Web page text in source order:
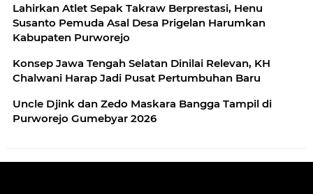
Lahirkan Atlet Sepak Takraw Berprestasi, Henu
Susanto Pemuda Asal Desa Prigelan Harumkan
Kabupaten Purworejo
Konsep Jawa Tengah Selatan Dinilai Relevan, KH
Chalwani Harap Jadi Pusat Pertumbuhan Baru
Uncle Djink dan Zedo Maskara Bangga Tampil di
Purworejo Gumebyar 2026